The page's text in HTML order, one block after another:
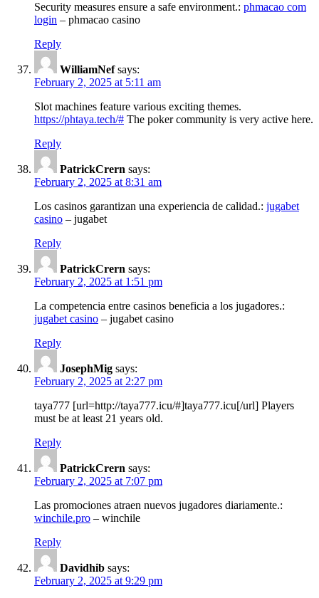
Security measures ensure a safe environment.: phmacao com
login – phmacao casino
Reply
WilliamNef says:
February 2, 2025 at 5:11 am
Slot machines feature various exciting themes.
https://phtaya.tech/# The poker community is very active here.
Reply
PatrickCrern says:
February 2, 2025 at 8:31 am
Los casinos garantizan una experiencia de calidad.: jugabet
casino – jugabet
Reply
PatrickCrern says:
February 2, 2025 at 1:51 pm
La competencia entre casinos beneficia a los jugadores.:
jugabet casino – jugabet casino
Reply
JosephMig says:
February 2, 2025 at 2:27 pm
taya777 [url=http://taya777.icu/#]taya777.icu[/url] Players
must be at least 21 years old.
Reply
PatrickCrern says:
February 2, 2025 at 7:07 pm
Las promociones atraen nuevos jugadores diariamente.:
winchile.pro – winchile
Reply
Davidhib says:
February 2, 2025 at 9:29 pm